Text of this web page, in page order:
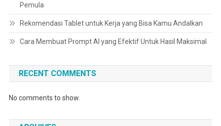
Pemula
Rekomendasi Tablet untuk Kerja yang Bisa Kamu Andalkan
Cara Membuat Prompt AI yang Efektif Untuk Hasil Maksimal
RECENT COMMENTS
No comments to show.